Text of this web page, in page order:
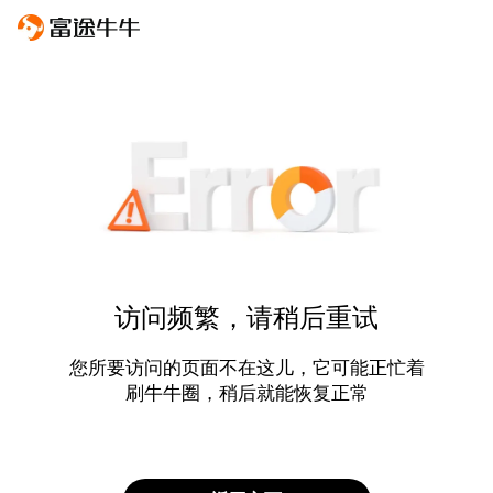
访问频繁，请稍后重试
您所要访问的页面不在这儿，它可能正忙着
刷牛牛圈，稍后就能恢复正常